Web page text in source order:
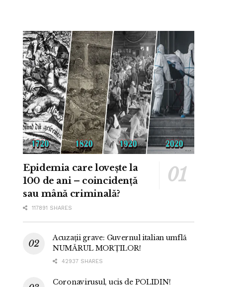
Epidemia care lovește la
100 de ani – coincidență
sau mână criminală?
117891 SHARES
Acuzații grave: Guvernul italian umflă
NUMĂRUL MORȚILOR!
42937 SHARES
Coronavirusul, ucis de POLIDIN!